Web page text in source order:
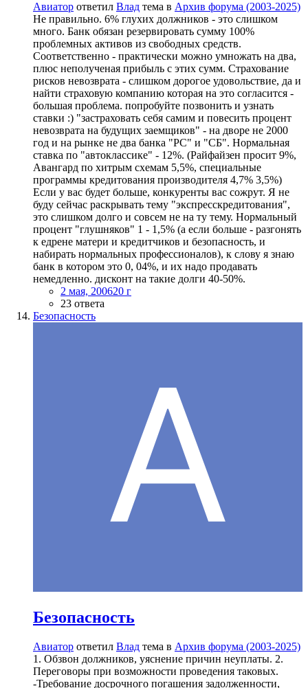
Авиатор ответил Влад тема в Архив форума (2003-2025)
Не правильно. 6% глухих должников - это слишком
много. Банк обязан резервировать сумму 100%
проблемных активов из свободных средств.
Соответственно - практически можно умножать на два,
плюс неполученая прибыль с этих сумм. Страхование
рисков невозврата - слишком дорогое удовольствие, да и
найти страховую компанию которая на это согласится -
большая проблема. попробуйте позвонить и узнать
ставки :) "застраховать себя самим и повесить процент
невозврата на будущих заемщиков" - на дворе не 2000
год и на рынке не два банка "РС" и "СБ". Нормальная
ставка по "автоклассике" - 12%. (Райфайзен просит 9%,
Авангард по хитрым схемам 5,5%, специальные
программы кредитования производителя 4,7% 3,5%)
Если у вас будет больше, конкуренты вас сожрут. Я не
буду сейчас раскрывать тему "экспресскредитования",
это слишком долго и совсем не на ту тему. Нормальный
процент "глушняков" 1 - 1,5% (а если больше - разгонять
к едрене матери и кредитчиков и безопасность, и
набирать нормальных профессионалов), к слову я знаю
банк в котором это 0, 04%, и их надо продавать
немедленно. дисконт на такие долги 40-50%.
2 мая, 200620 г
23 ответа
Безопасность
Безопасность
Авиатор ответил Влад тема в Архив форума (2003-2025)
1. Обзвон должников, уяснение причин неуплаты. 2.
Переговоры при возможности проведения таковых.
-Требование досрочного погашения задолженности,